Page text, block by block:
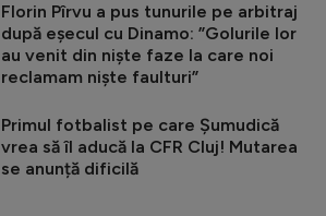
Florin Pîrvu a pus tunurile pe arbitraj
după eșecul cu Dinamo: ”Golurile lor
au venit din niște faze la care noi
reclamam niște faulturi”
Primul fotbalist pe care Șumudică
vrea să îl aducă la CFR Cluj! Mutarea
se anunță dificilă